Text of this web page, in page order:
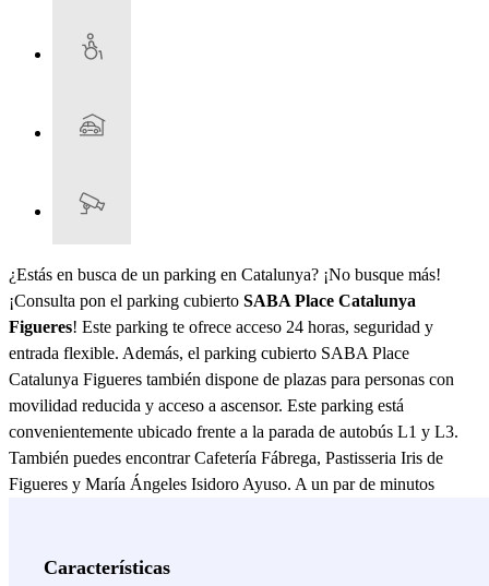
¿Estás en busca de un parking en Catalunya? ¡No busque más!
¡Consulta pon el parking cubierto SABA Place Catalunya
Figueres! Este parking te ofrece acceso 24 horas, seguridad y
entrada flexible. Además, el parking cubierto SABA Place
Catalunya Figueres también dispone de plazas para personas con
movilidad reducida y acceso a ascensor. Este parking está
convenientemente ubicado frente a la parada de autobús L1 y L3.
También puedes encontrar Cafetería Fábrega, Pastisseria Iris de
Figueres y María Ángeles Isidoro Ayuso. A un par de minutos
cubierto SABA Place Catalunya Figueres
Características